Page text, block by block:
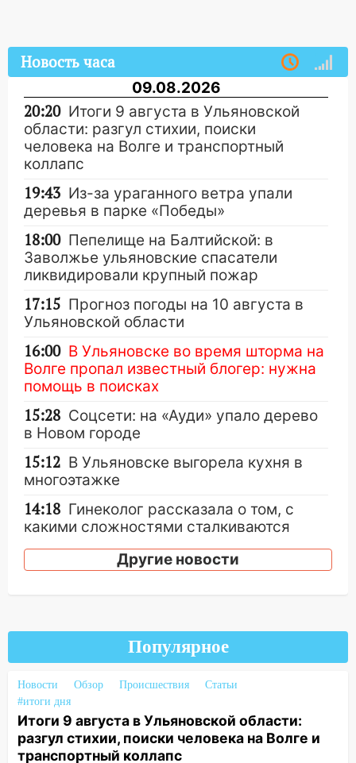
Новость часа
09.08.2026
20:20 Итоги 9 августа в Ульяновской
области: разгул стихии, поиски
человека на Волге и транспортный
коллапс
19:43 Из-за ураганного ветра упали
деревья в парке «Победы»
18:00 Пепелище на Балтийской: в
Заволжье ульяновские спасатели
ликвидировали крупный пожар
17:15 Прогноз погоды на 10 августа в
Ульяновской области
16:00 В Ульяновске во время шторма на
Волге пропал известный блогер: нужна
помощь в поисках
15:28 Соцсети: на «Ауди» упало дерево
в Новом городе
15:12 В Ульяновске выгорела кухня в
многоэтажке
14:18 Гинеколог рассказала о том, с
какими сложностями сталкиваются
молодые мамы
13:02 Соцсети: на улице Розы
13:00
«Благоприятный период для
новых начинаний: гороскоп для всех
августа
13:00 На проспекте Тюленева в
Ульяновске образовалось «море»
Другие новости
Популярное
Новости Обзор Происшествия
Статьи
#итоги дня
Итоги 9 августа в Ульяновской области:
разгул стихии, поиски человека на Волге и
транспортный коллапс